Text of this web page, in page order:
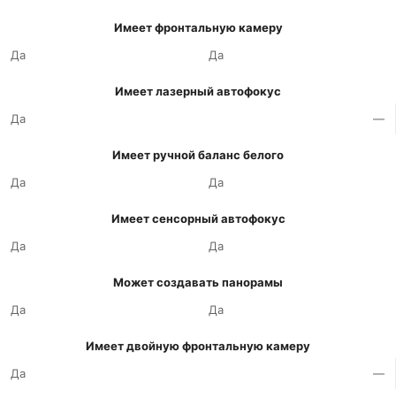
Имеет фронтальную камеру
Да
Да
Имеет лазерный автофокус
Да
—
Имеет ручной баланс белого
Да
Да
Имеет сенсорный автофокус
Да
Да
Может создавать панорамы
Да
Да
Имеет двойную фронтальную камеру
Да
—